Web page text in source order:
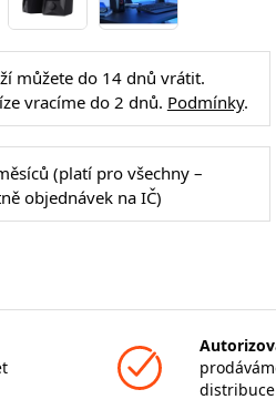
můžete do 14 dnů vrátit.
vracíme do 2 dnů. Podmínky.
(platí pro všechny –
objednávek na IČ)
distribuce